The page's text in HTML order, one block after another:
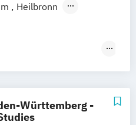
Heilbronn
(Schwerpunkt
Württemberg -